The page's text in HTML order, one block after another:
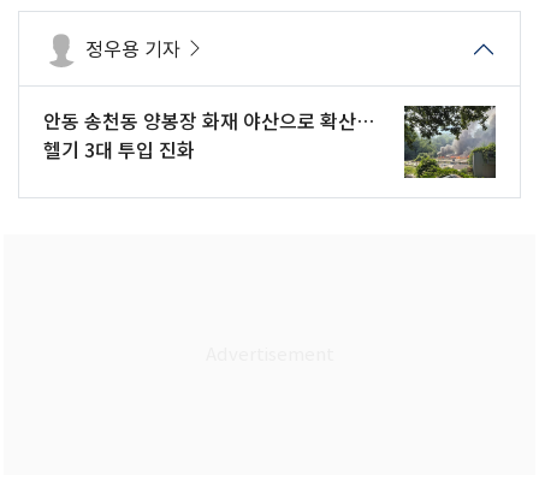
정우용 기자
안동 송천동 양봉장 화재 야산으로 확산…
헬기 3대 투입 진화